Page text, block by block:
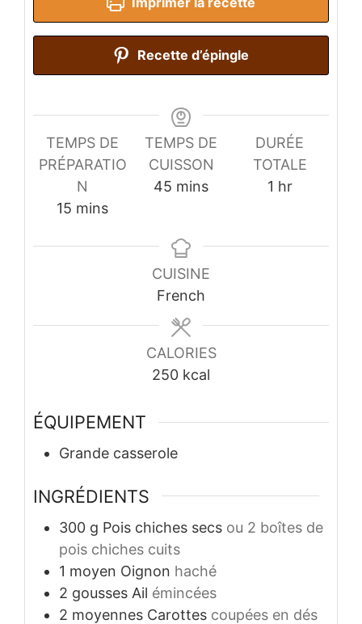
Recette d’épingle
TEMPS DE
PRÉPARATIO
N
15 minutes
mins
TEMPS DE
CUISSON
45 minutes
mins
DURÉE
TOTALE
1 hour
hr
CUISINE
French
CALORIES
250 kcal
ÉQUIPEMENT
Grande casserole
INGRÉDIENTS
300 g Pois chiches secs ou 2 boîtes de
pois chiches cuits
1 moyen Oignon haché
2 gousses Ail émincées
2 moyennes Carottes coupées en dés